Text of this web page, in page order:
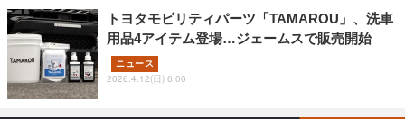
トヨタモビリティパーツ「TAMAROU」、洗車
用品4アイテム登場…ジェームスで販売開始
ニュース
2026.4.12(日) 6:00